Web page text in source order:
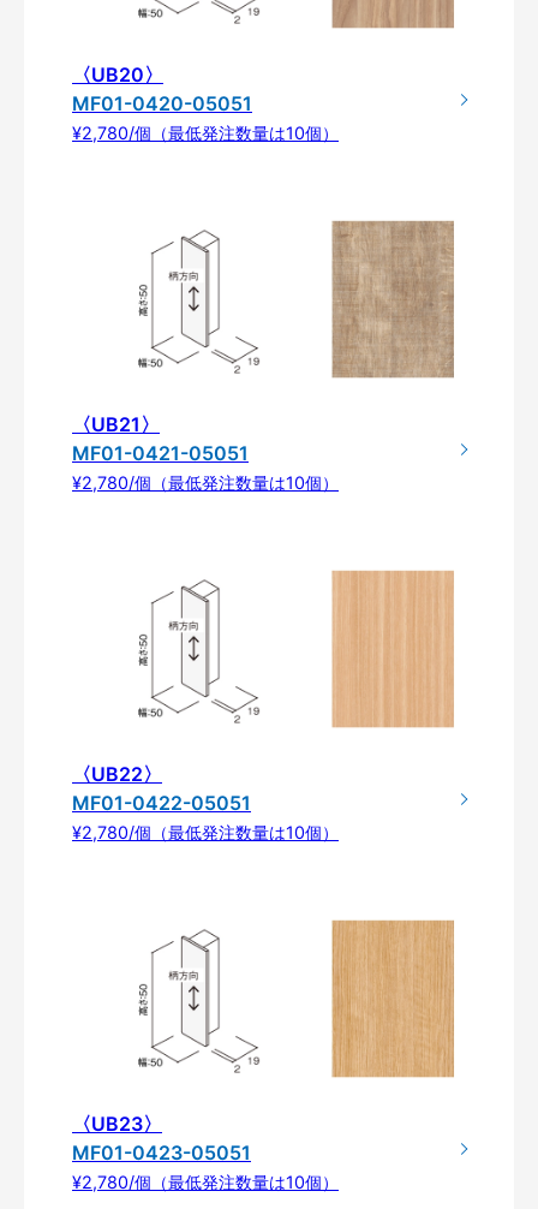
〈UB20〉
MF01-0420-05051
¥2,780/個（最低発注数量は10個）
〈UB21〉
MF01-0421-05051
¥2,780/個（最低発注数量は10個）
〈UB22〉
MF01-0422-05051
¥2,780/個（最低発注数量は10個）
〈UB23〉
MF01-0423-05051
¥2,780/個（最低発注数量は10個）